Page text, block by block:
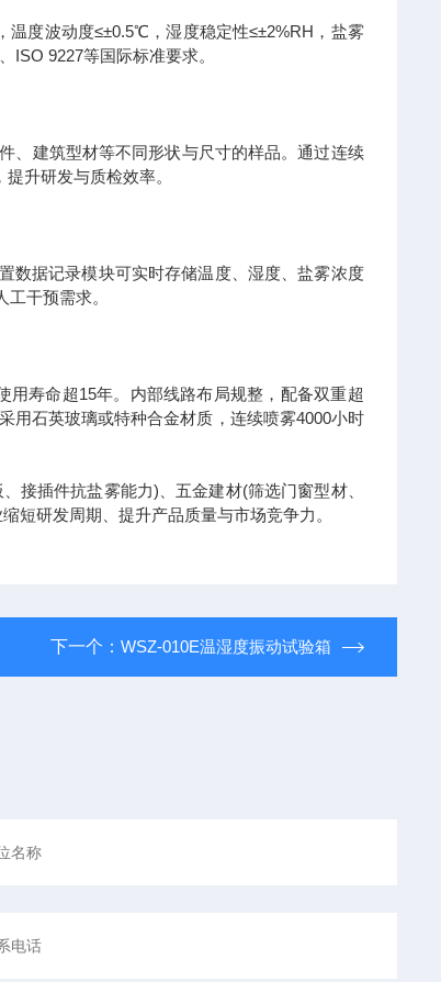
度波动度≤±0.5℃，湿度稳定性≤±2%RH，盐雾
ISO 9227等国际标准要求。
建筑型材等不同形状与尺寸的样品。通过连续
升研发与质检效率。
据记录模块可实时存储温度、湿度、盐雾浓度
干预需求。
寿命超15年。内部线路布局规整，配备双重超
用石英玻璃或特种合金材质，连续喷雾4000小时
插件抗盐雾能力)、五金建材(筛选门窗型材、
短研发周期、提升产品质量与市场竞争力。
下一个： WSZ-010E温湿度振动试验箱